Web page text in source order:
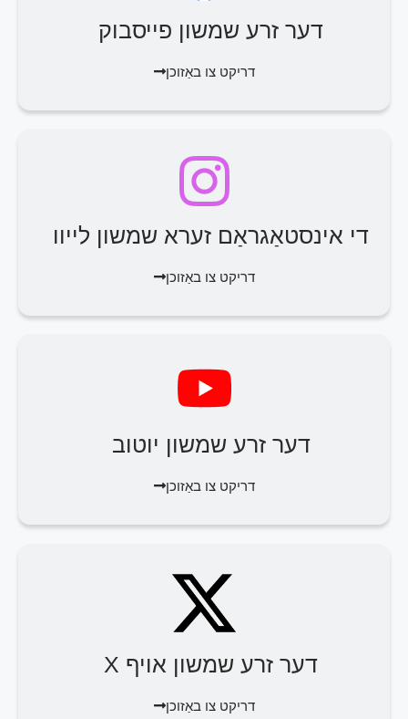
דער זרע שמשון פייסבוק
דריקט צו באַזוכן
די אינסטאַגראַם זערא שמשון לייוו
דריקט צו באַזוכן
דער זרע שמשון יוטוב
דריקט צו באַזוכן
דער זרע שמשון אויף X
דריקט צו באַזוכן